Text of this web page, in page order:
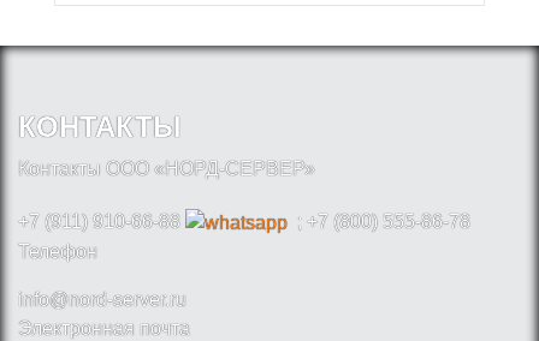
КОНТАКТЫ
Контакты ООО «НОРД-СЕРВЕР»
+7 (911) 910-66-88
; +7 (800) 555-86-78
Телефон
info@nord-server.ru
Электронная почта